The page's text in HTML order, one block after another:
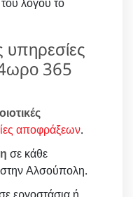
υπηρεσίες
365
αποφράξεων.
σε κάθε
Αλσούπολη.